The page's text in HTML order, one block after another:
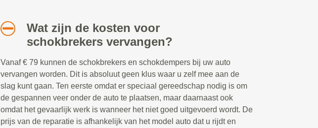
Wat zijn de kosten voor
schokbrekers vervangen?
Vanaf € 79 kunnen de schokbrekers en schokdempers bij uw auto
vervangen worden. Dit is absoluut geen klus waar u zelf mee aan de
slag kunt gaan. Ten eerste omdat er speciaal gereedschap nodig is om
de gespannen veer onder de auto te plaatsen, maar daarnaast ook
omdat het gevaarlijk werk is wanneer het niet goed uitgevoerd wordt. De
prijs van de reparatie is afhankelijk van het model auto dat u rijdt en